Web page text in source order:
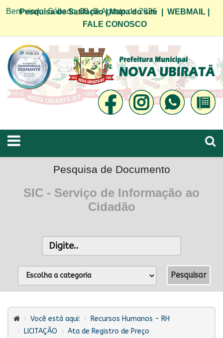
Bem vindo! Sábado, 08 de Agosto de 2026
Pesquisa de Satifação|Mapa do site WEBMAIL
FALE CONOSCO
Pesquisa de Documento
SIC - Serviço de Informação ao
Cidadão
Você está aqui:
Recursos Humanos - RH
LICITAÇÃO
Ata de Registro de Preço